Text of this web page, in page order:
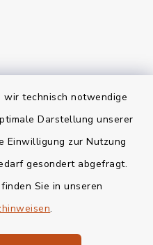
technisch notwendige
Darstellung unserer
Einwilligung zur Nutzung
gesondert abgefragt.
Sie in unseren
.